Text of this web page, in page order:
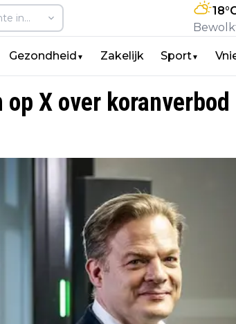
18
Gezondheid ▼ Zakelijk Sport▼
X over koranverbod